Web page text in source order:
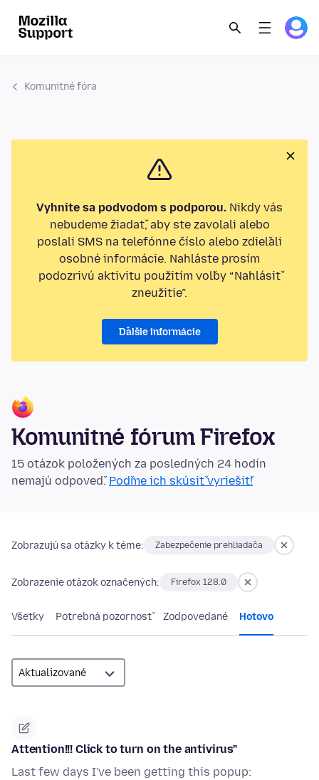
Komunitné fóra
Vyhnite sa podvodom s podporou. Nikdy vás
nebudeme žiadať, aby ste zavolali alebo
poslali SMS na telefónne číslo alebo zdieľali
osobné informácie. Nahláste prosím
podozrivú aktivitu použitím voľby “Nahlásiť
zneužitie”.
Ďalšie informácie
Komunitné fórum Firefox
15 otázok položených za posledných 24 hodín
nemajú odpoveď.Poďme ich skúsiť vyriešiť!
Zobrazujú sa otázky k téme: Zabezpečenie prehliadača
Zobrazenie otázok označených: Firefox 128.0
Všetky Potrebná pozornosť Zodpovedané Hotovo
Attention!!! Click to turn on the antivirus"
Last few days I've been getting this popup: